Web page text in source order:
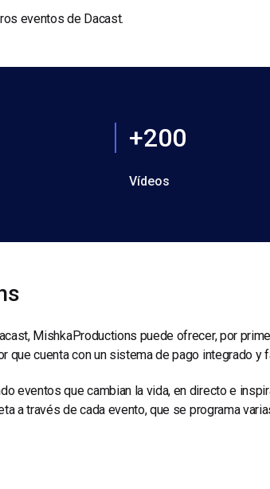
eventos de Dacast.
+200
Vídeos
MishkaProductions puede ofrecer, por
cuenta con un sistema de pago integrado y
eventos que cambian la vida, en directo e
a través de cada evento, que se programa